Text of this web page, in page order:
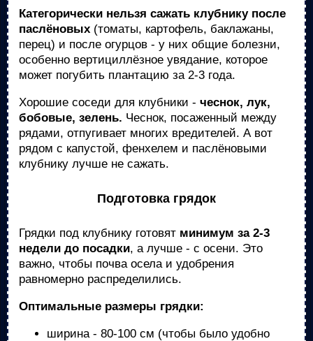
Категорически нельзя сажать клубнику после
паслёновых (томаты, картофель, баклажаны,
перец) и после огурцов - у них общие болезни,
особенно вертициллёзное увядание, которое
может погубить плантацию за 2-3 года.
Хорошие соседи для клубники - чеснок, лук,
бобовые, зелень. Чеснок, посаженный между
рядами, отпугивает многих вредителей. А вот
рядом с капустой, фенхелем и паслёновыми
клубнику лучше не сажать.
Подготовка грядок
Грядки под клубнику готовят минимум за 2-3
недели до посадки, а лучше - с осени. Это
важно, чтобы почва осела и удобрения
равномерно распределились.
Оптимальные размеры грядки:
ширина - 80-100 см (чтобы было удобно